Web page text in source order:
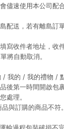
儘速使用本公司
配送，若有離島訂
寫收件者地址，
將自動取消。
/ 我的 / 我的禮物 /
後第一時間開啟
處理。
與訂購的商品不符。